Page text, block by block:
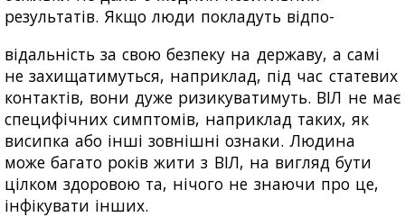
результатів. Якщо люди покладуть відпо-
відальність за свою безпеку на державу, а самі
не захищатимуться, наприклад, під час статевих
контактів, вони дуже ризикуватимуть. ВІЛ не має
специфічних симптомів, наприклад таких, як
висипка або інші зовнішні ознаки. Людина
може багато років жити з ВІЛ, на вигляд бути
цілком здоровою та, нічого не знаючи про це,
інфікувати інших.